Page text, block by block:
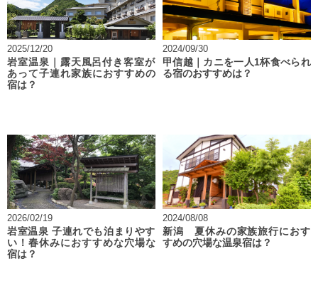
2025/12/20
岩室温泉｜露天風呂付き客室が
あって子連れ家族におすすめの
宿は？
2024/09/30
甲信越｜カニを一人1杯食べられ
る宿のおすすめは？
2026/02/19
岩室温泉 子連れでも泊まりやす
い！春休みにおすすめな穴場な
宿は？
2024/08/08
新潟 夏休みの家族旅行におす
すめの穴場な温泉宿は？